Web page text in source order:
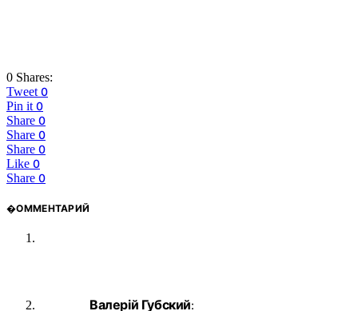
0 Shares:
Tweet 0
Pin it 0
Share 0
Share 0
Share 0
Like 0
Share 0
�ОММЕНТАРИЙ
Валерій Губский: